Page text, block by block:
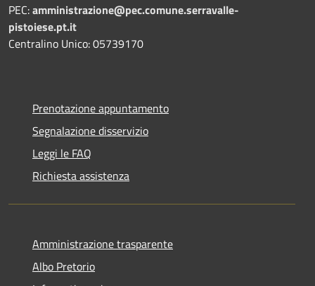
PEC:amministrazione@pec.comune.serravalle-
pistoiese.pt.it
Centralino Unico: 05739170
Prenotazione appuntamento
Segnalazione disservizio
Leggi le FAQ
Richiesta assistenza
Amministrazione trasparente
Albo Pretorio